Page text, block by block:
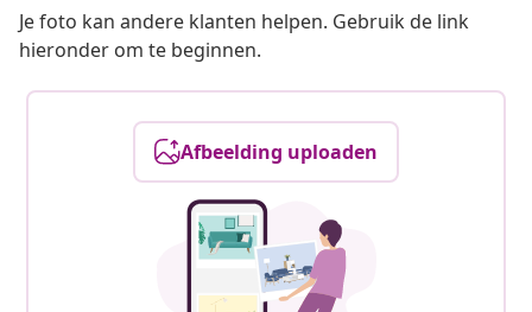
Je foto kan andere klanten helpen. Gebruik de link
hieronder om te beginnen.
Afbeelding uploaden